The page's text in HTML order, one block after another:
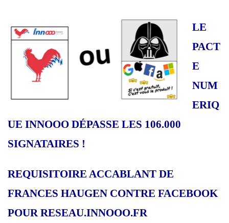
LE
PACT
E
NUM
ERIQ
UE INNOOO DÉPASSE LES 106.000
SIGNATAIRES !
REQUISITOIRE ACCABLANT DE
FRANCES HAUGEN CONTRE FACEBOOK
POUR RESEAU.INNOOO.FR